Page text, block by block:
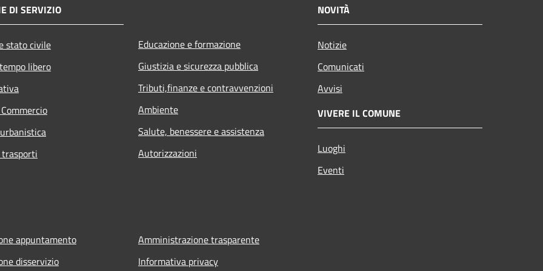
DI SERVIZIO
stato civile
libero
Educazione e formazione
Giustizia e sicurezza pubblica
Tributi,finanze e contravvenzioni
Ambiente
Salute, benessere e assistenza
Autorizzazioni
NOVITÀ
Notizie
Comunicati
Avvisi
VIVERE IL COMUNE
Luoghi
Eventi
appuntamento
disservizio
Amministrazione trasparente
Informativa privacy